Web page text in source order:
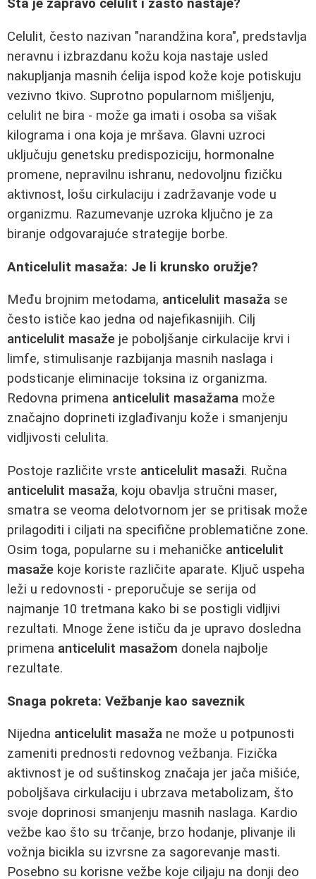
Šta je zapravo celulit i zašto nastaje?
Celulit, često nazivan "narandžina kora", predstavlja
neravnu i izbrazdanu kožu koja nastaje usled
nakupljanja masnih ćelija ispod kože koje potiskuju
vezivno tkivo. Suprotno popularnom mišljenju,
celulit ne bira - može ga imati i osoba sa višak
kilograma i ona koja je mršava. Glavni uzroci
uključuju genetsku predispoziciju, hormonalne
promene, nepravilnu ishranu, nedovoljnu fizičku
aktivnost, lošu cirkulaciju i zadržavanje vode u
organizmu. Razumevanje uzroka ključno je za
biranje odgovarajuće strategije borbe.
Anticelulit masaža: Je li krunsko oružje?
Među brojnim metodama, anticelulit masaža se
često ističe kao jedna od najefikasnijih. Cilj
anticelulit masaže je poboljšanje cirkulacije krvi i
limfe, stimulisanje razbijanja masnih naslaga i
podsticanje eliminacije toksina iz organizma.
Redovna primena anticelulit masažama može
značajno doprineti izglađivanju kože i smanjenju
vidljivosti celulita.
Postoje različite vrste anticelulit masaži. Ručna
anticelulit masaža, koju obavlja stručni maser,
smatra se veoma delotvornom jer se pritisak može
prilagoditi i ciljati na specifične problematične zone.
Osim toga, popularne su i mehaničke anticelulit
masaže koje koriste različite aparate. Ključ uspeha
leži u redovnosti - preporučuje se serija od
najmanje 10 tretmana kako bi se postigli vidljivi
rezultati. Mnoge žene ističu da je upravo dosledna
primena anticelulit masažom donela najbolje
rezultate.
Snaga pokreta: Vežbanje kao saveznik
Nijedna anticelulit masaža ne može u potpunosti
zameniti prednosti redovnog vežbanja. Fizička
aktivnost je od suštinskog značaja jer jača mišiće,
poboljšava cirkulaciju i ubrzava metabolizam, što
svoje doprinosi smanjenju masnih naslaga. Kardio
vežbe kao što su trčanje, brzo hodanje, plivanje ili
vožnja bicikla su izvrsne za sagorevanje masti.
Posebno su korisne vežbe koje ciljaju na donji deo